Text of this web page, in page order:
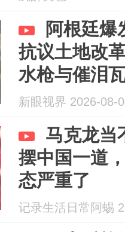
阿根廷爆
抗议土地改
水枪与催泪
新眼视界 2026-08-
马克龙当
摆中国一道
态严重了
记录生活日常阿蜴